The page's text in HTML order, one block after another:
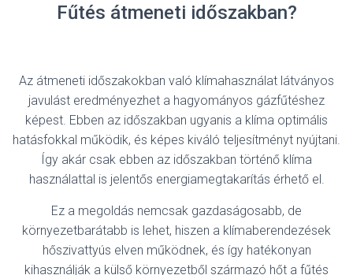
Fűtés átmeneti időszakban?
Az átmeneti időszakokban való klímahasználat látványos
javulást eredményezhet a hagyományos gázfűtéshez
képest. Ebben az időszakban ugyanis a klíma optimális
hatásfokkal működik, és képes kiváló teljesítményt nyújtani.
Így akár csak ebben az időszakban történő klíma
használattal is jelentős energiamegtakarítás érhető el.
Ez a megoldás nemcsak gazdaságosabb, de
környezetbarátabb is lehet, hiszen a klímaberendezések
hőszivattyús elven működnek, és így hatékonyan
kihasználják a külső környezetből származó hőt a fűtés